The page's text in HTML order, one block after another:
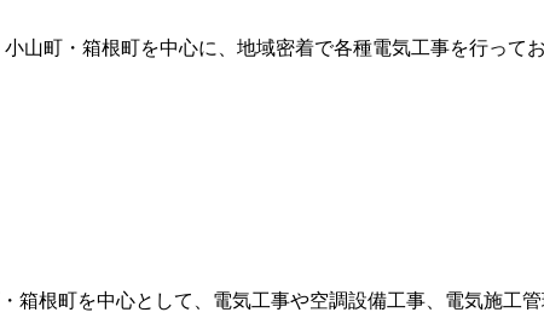
山町・箱根町を中心に、地域密着で各種電気工事を行って
箱根町を中心として、電気工事や空調設備工事、電気施工